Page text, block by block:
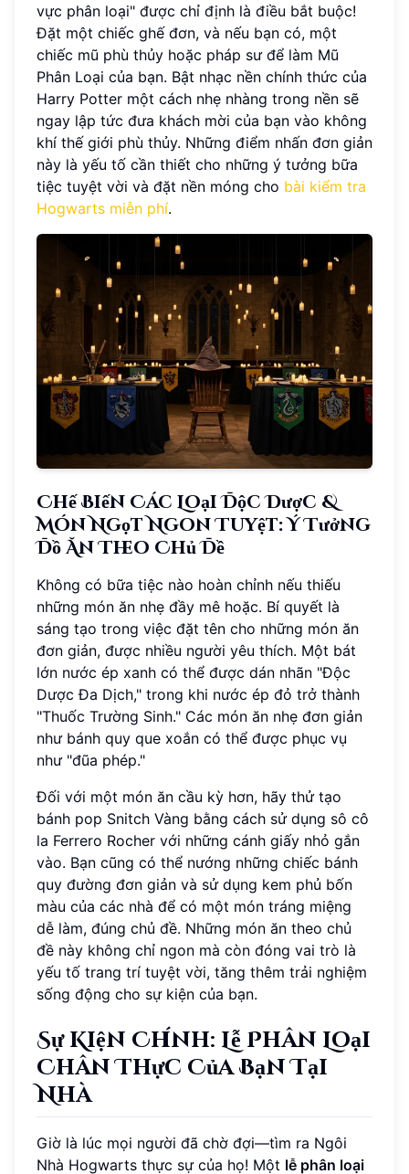
vực phân loại" được chỉ định là điều bắt buộc!
Đặt một chiếc ghế đơn, và nếu bạn có, một
chiếc mũ phù thủy hoặc pháp sư để làm Mũ
Phân Loại của bạn. Bật nhạc nền chính thức của
Harry Potter một cách nhẹ nhàng trong nền sẽ
ngay lập tức đưa khách mời của bạn vào không
khí thế giới phù thủy. Những điểm nhấn đơn giản
này là yếu tố cần thiết cho những ý tưởng bữa
tiệc tuyệt vời và đặt nền móng cho bài kiểm tra
Hogwarts miễn phí.
Chế Biến Các Loại Độc Dược &
Món Ngọt Ngon Tuyệt: Ý Tưởng
Đồ Ăn Theo Chủ Đề
Không có bữa tiệc nào hoàn chỉnh nếu thiếu
những món ăn nhẹ đầy mê hoặc. Bí quyết là
sáng tạo trong việc đặt tên cho những món ăn
đơn giản, được nhiều người yêu thích. Một bát
lớn nước ép xanh có thể được dán nhãn "Độc
Dược Đa Dịch," trong khi nước ép đỏ trở thành
"Thuốc Trường Sinh." Các món ăn nhẹ đơn giản
như bánh quy que xoắn có thể được phục vụ
như "đũa phép."
Đối với một món ăn cầu kỳ hơn, hãy thử tạo
bánh pop Snitch Vàng bằng cách sử dụng sô cô
la Ferrero Rocher với những cánh giấy nhỏ gắn
vào. Bạn cũng có thể nướng những chiếc bánh
quy đường đơn giản và sử dụng kem phủ bốn
màu của các nhà để có một món tráng miệng
dễ làm, đúng chủ đề. Những món ăn theo chủ
đề này không chỉ ngon mà còn đóng vai trò là
yếu tố trang trí tuyệt vời, tăng thêm trải nghiệm
sống động cho sự kiện của bạn.
Sự Kiện Chính: Lễ Phân Loại
Chân Thực Của Bạn Tại
Nhà
Giờ là lúc mọi người đã chờ đợi—tìm ra Ngôi
Nhà Hogwarts thực sự của họ! Một lễ phân loại